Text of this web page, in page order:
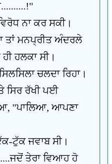
ਨਾ ਕਰ ਸਕੀ।
ਤਾਂ ਮਨਪ੍ਰੀਤ ਅੰਦਰਲੇ
ਹਲਕਾ ਸੀ।
ਚਲਦਾ ਰਿਹਾ।
ਸਿਰ ਰੱਖੀ ਪਈ
''ਪਾਲਿਆ, ਆਪਣਾ
ਟੁੱਕ ਜਵਾਬ ਸੀ।
ਤੇਰਾ ਵਿਆਹ ਹੋ